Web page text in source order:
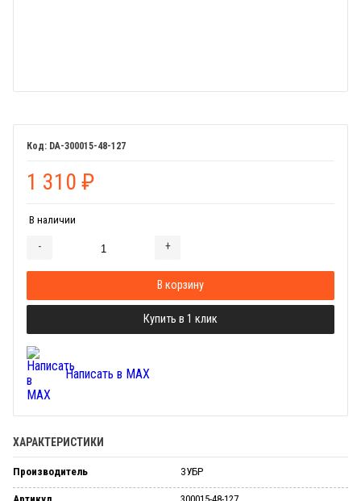
DA-300015-48-127
1 310 ₽
В наличии
- +
В корзину
Купить в 1 клик
Написать в MAX
ХАРАКТЕРИСТИКИ
Производитель ЗУБР